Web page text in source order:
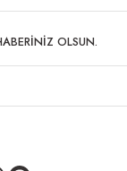
OLSUN.